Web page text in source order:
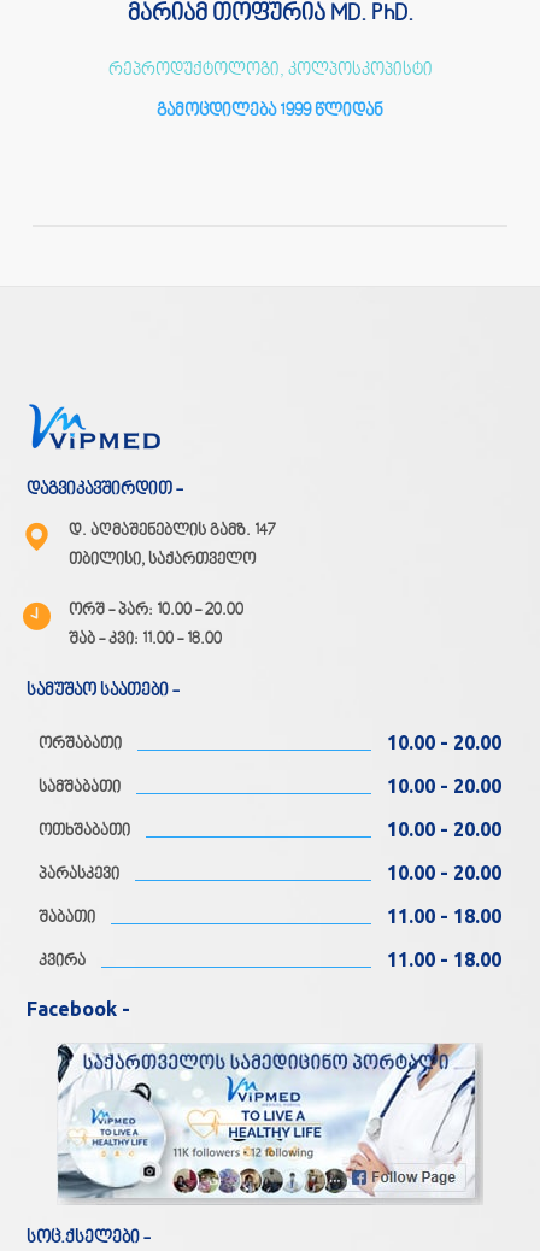
მარიამ თოფურია MD. PhD.
რეპროდუქტოლოგი, კოლპოსკოპისტი
გამოცდილება 1999 წლიდან
დაგვიკავშირდით -
დ. აღმაშენებლის გამზ. 147
თბილისი, საქართველო
ორშ - პარ: 10.00 - 20.00
შაბ - კვი: 11.00 - 18.00
სამუშაო საათები -
ორშაბათი 10.00 - 20.00
სამშაბათი 10.00 - 20.00
ოთხშაბათი 10.00 - 20.00
პარასკევი 10.00 - 20.00
შაბათი 11.00 - 18.00
კვირა 11.00 - 18.00
Facebook -
სოც.ქსელები -